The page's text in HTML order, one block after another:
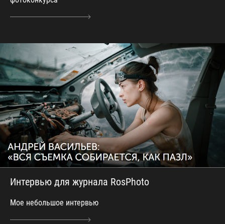
Интервью для журнала RosPhoto
Мое небольшое интервью